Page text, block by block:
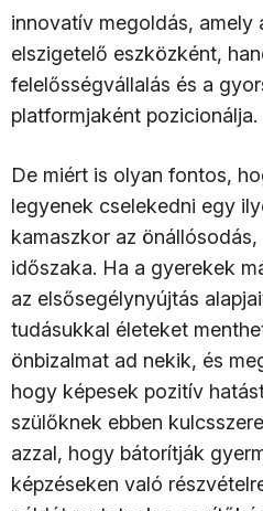
innovatív megoldás, amely
elszigetelő eszközként,
felelősségvállalás és a
platformjaként pozicionálja.
De miért is olyan fontos,
legyenek cselekedni egy
kamaszkor az
időszaka. Ha a gyerekek
az elsősegélynyújtás
tudásukkal életeket
önbizalmat ad nekik, és
hogy képesek pozitív
szülőknek ebben
azzal, hogy bátorítják
képzéseken való